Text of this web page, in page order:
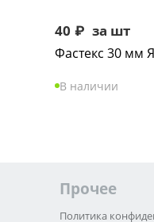
40 ₽ за шт
Фастекс 30 мм
В наличии
Прочее
Политика